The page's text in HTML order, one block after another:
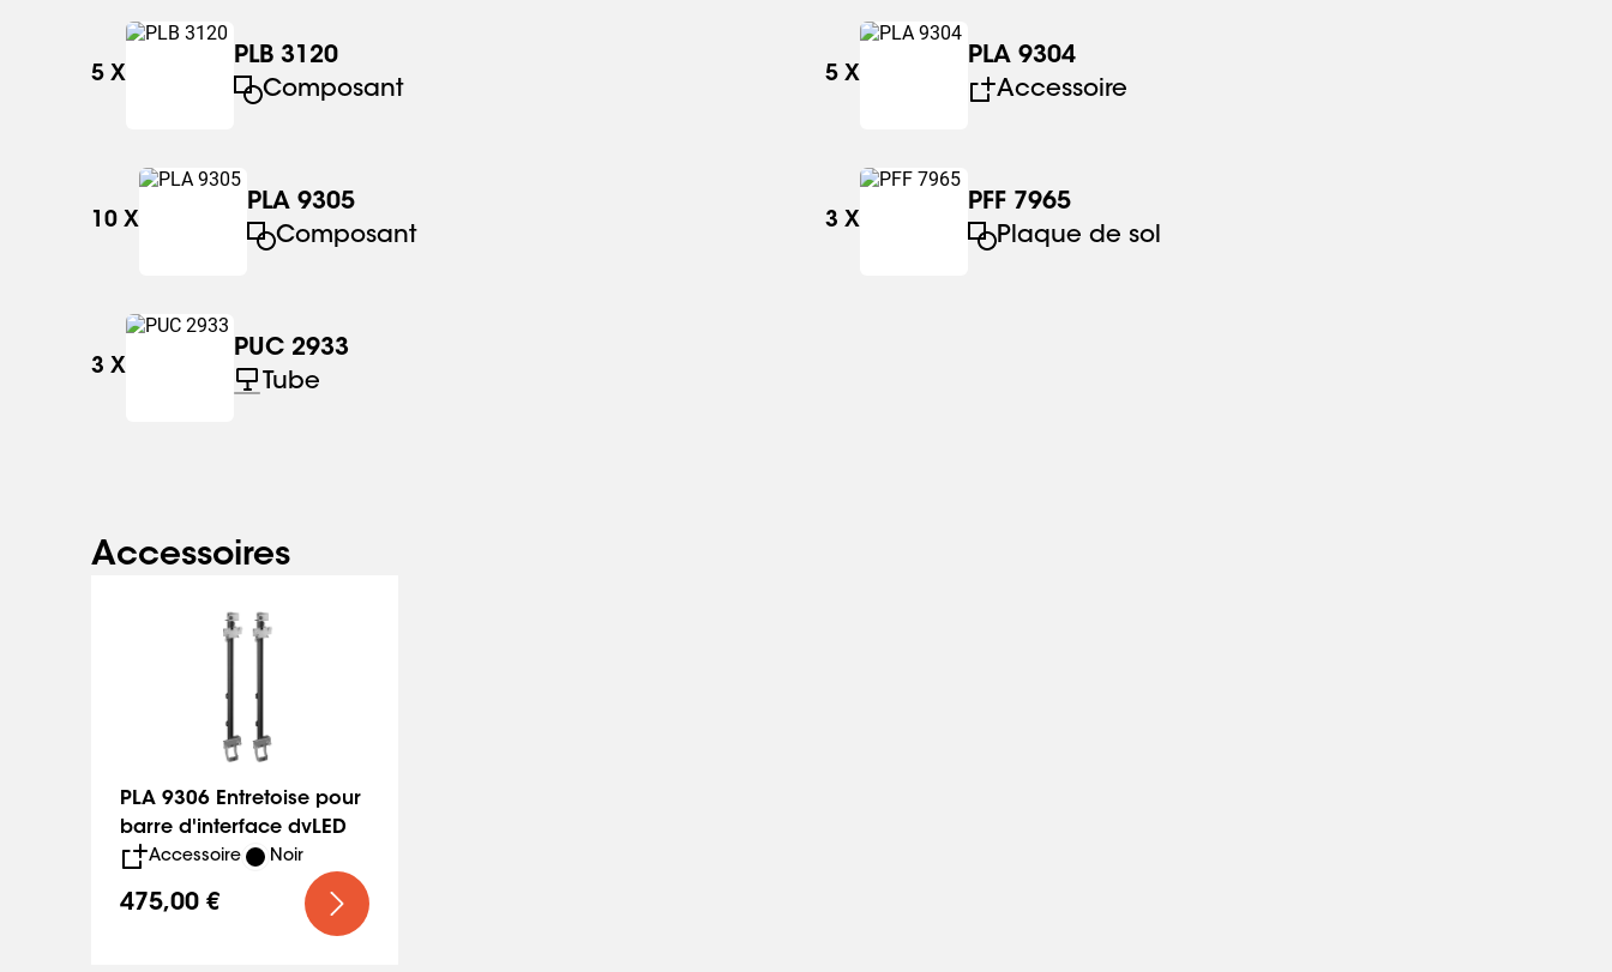
5 X
PLB 3120
Composant
5 X
PLA 9304
Accessoire
10 X
PLA 9305
Composant
3 X
PFF 7965
Plaque de sol
3 X
PUC 2933
Tube
Accessoires
PLA 9306 Entretoise pour
barre d'interface dvLED
Accessoire Noir
475,00 €